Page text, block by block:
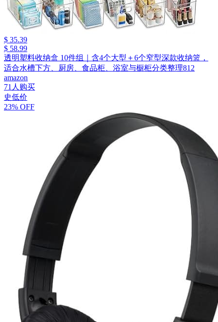
$ 35.39
$ 58.99
透明塑料收纳盒 10件组｜含4个大型＋6个窄型深款收纳篮，
适合水槽下方、厨房、食品柜、浴室与橱柜分类整理812
amazon
71人购买
史低价
23% OFF